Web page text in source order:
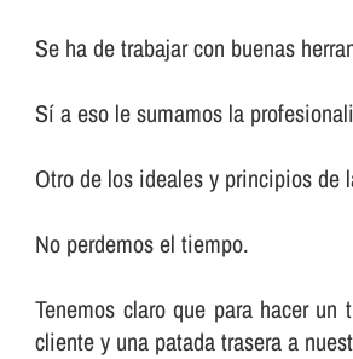
Se ha de trabajar con buenas
Sí­ a eso le sumamos la
Otro de los ideales y principios de
No perdemos el tiempo.
Tenemos claro que para hacer
cliente y una patada trasera a